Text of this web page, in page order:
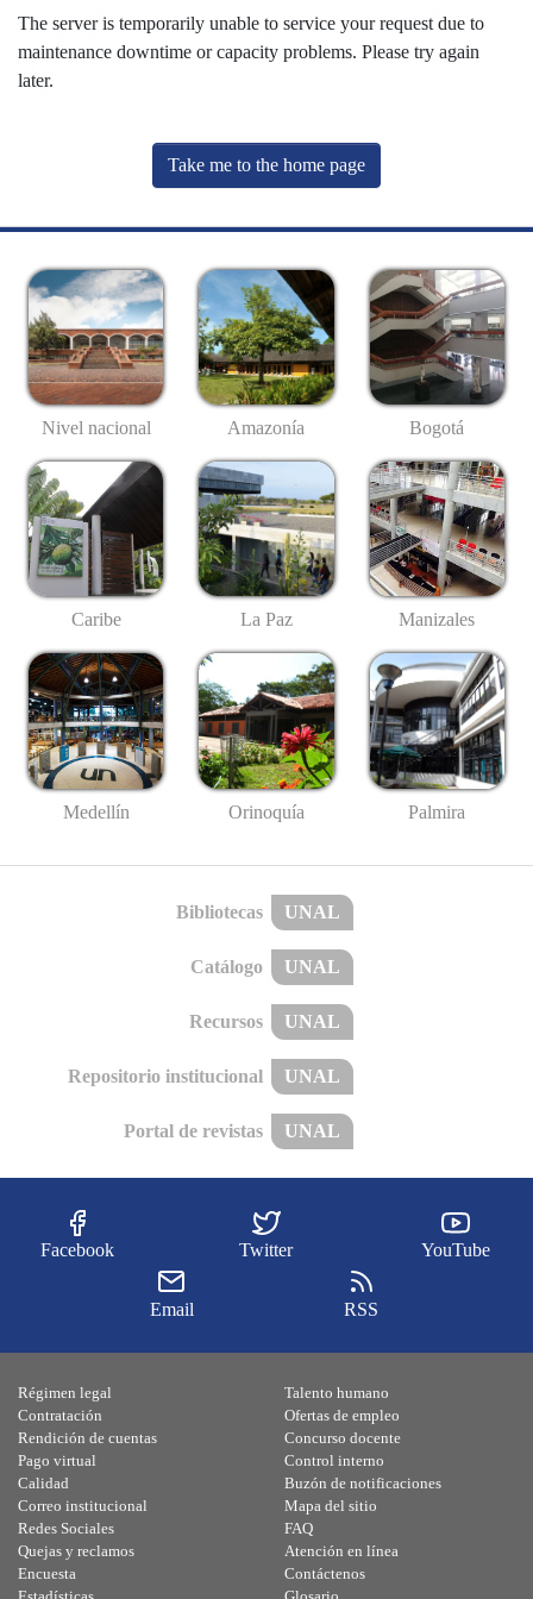
The server is temporarily unable to service your request due to
maintenance downtime or capacity problems. Please try again
later.
Take me to the home page
Nivel nacional Amazonía Bogotá
Caribe La Paz Manizales
Medellín Orinoquía Palmira
Bibliotecas UNAL
Catálogo UNAL
Recursos UNAL
Repositorio institucional UNAL
Portal de revistas UNAL
Facebook Twitter YouTube
Email RSS
Régimen legal
Contratación
Rendición de cuentas
Pago virtual
Calidad
Talento humano
Ofertas de empleo
Concurso docente
Control interno
Buzón de notificaciones
Correo institucional
Redes Sociales
Quejas y reclamos
Encuesta
Mapa del sitio
FAQ
Atención en línea
Contáctenos